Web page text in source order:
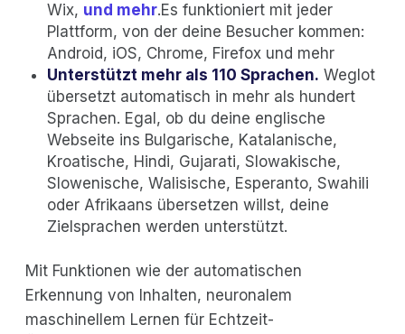
Wix, und mehr.Es funktioniert mit jeder
Plattform, von der deine Besucher kommen:
Android, iOS, Chrome, Firefox und mehr
Unterstützt mehr als 110 Sprachen. Weglot
übersetzt automatisch in mehr als hundert
Sprachen. Egal, ob du deine englische
Webseite ins Bulgarische, Katalanische,
Kroatische, Hindi, Gujarati, Slowakische,
Slowenische, Walisische, Esperanto, Swahili
oder Afrikaans übersetzen willst, deine
Zielsprachen werden unterstützt.
Mit Funktionen wie der automatischen
Erkennung von Inhalten, neuronalem
maschinellem Lernen für Echtzeit-